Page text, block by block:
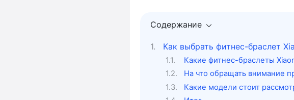
Содержание
Как выбрать фитнес-браслет
Какие фитнес-браслеты
На что обращать внимание
Какие модели стоит